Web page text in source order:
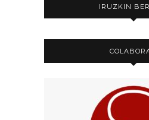
IRUZKIN